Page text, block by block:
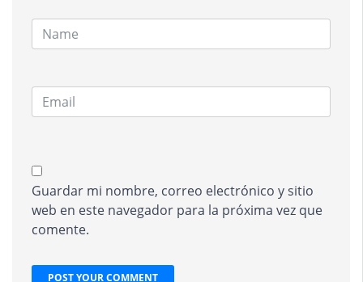
Guardar mi nombre, correo electrónico y sitio
web en este navegador para la próxima vez que
comente.